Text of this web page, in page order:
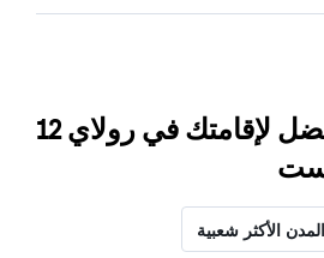
اعثر على نتائج أفضل لإقامتك في رولاي 12
المدن الأكثر شعبية